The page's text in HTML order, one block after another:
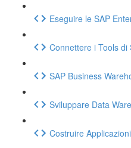
Eseguire le SAP
Connettere i Tools di
SAP Business
Sviluppare Data
Costruire